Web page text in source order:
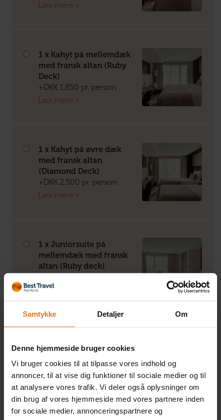
Samtykke Detaljer Om
Denne hjemmeside bruger cookies
Vi bruger cookies til at tilpasse vores indhold og
annoncer, til at vise dig funktioner til sociale medier og til
at analysere vores trafik. Vi deler også oplysninger om
din brug af vores hjemmeside med vores partnere inden
for sociale medier, annonceringspartnere og
Læs mere »
1 x Kahyt på mellemdæk
med fransk altan (Ruby
Deck)
+DKK 1.850 pr. person
Læs mere »
1 x Kahyt på øvre dæk
med fransk altan
(Diamond Deck)
+DKK 2.500 pr. person
Læs mere »
1 x Juniorsuite på
mellemdæk med fransk
altan (Ruby deck)
Læs mere »
dæk med fransk altan
(Diamond deck)
+DKK 3.500 pr. person
Læs mere »